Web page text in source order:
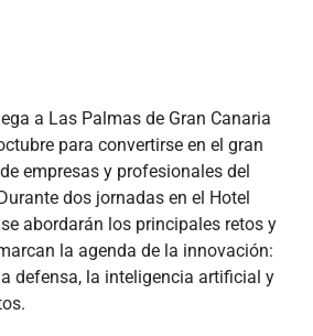
a Las Palmas de Gran Canaria
para convertirse en el gran
empresas y profesionales del
dos jornadas en el Hotel
abordarán los principales retos y
la agenda de la innovación:
defensa, la inteligencia artificial y